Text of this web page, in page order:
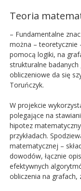
Teoria
– Fundamentalne
można – teoretycznie
pomocą logiki, na
strukturalne
obliczeniowe da się
Toruńczyk.
W projekcie
polegające na
hipotez
przykładach.
matematycznej –
dowodów, łącznie
efektywnych
obliczenia na grafach,